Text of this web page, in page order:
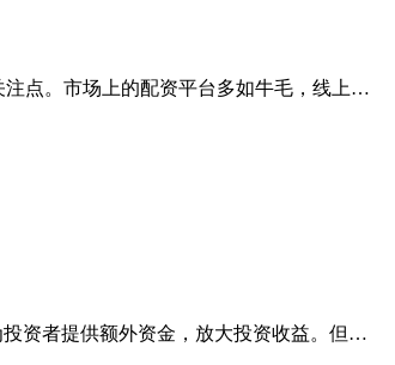
点。市场上的配资平台多如牛毛，线上…
资者提供额外资金，放大投资收益。但…